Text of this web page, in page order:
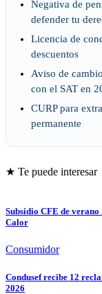
Negativa de
defender tu
Licencia de
descuentos
Aviso de
con el SAT en
CURP para
permanente
★ Te puede interesar
Subsidio CFE de verano
Calor
Consumidor
Condusef recibe 12
2026